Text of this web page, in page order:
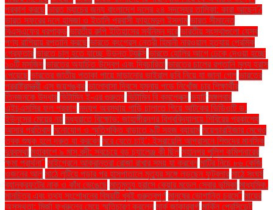
প্রকাশ করছে ভারত ম্যাচের জন্য বাংলাদেশ দলের ২৪ সদস্যের তালিকা: কারা আছেন?
ভারত সফরের দলে হামজা ও ইতালি প্রবাসী ফাহমেদুল ইসলাম ভারত সীমান্তে
বিএসএফের ধরপাকড় ভারতীয় রুপি ইতিহাসের সর্বনিম্ন দরে ভারতীয় সংস্থাগুলো যেসব
পণ্য রাশিয়ায় রপ্তানি করছে ভারতে কংগ্রেস নেত্রী হিমানী নারওয়াল হত্যায় প্রেমিক
গ্রেফতার ভারতে চালু হতে যাচ্ছে উড়ন্ত ট্যাক্সি ভারতে হোলির আগে ঢেকে দেওয়া হচ্ছে
১০টি মসজিদ ভারতের অযাচিত উদ্বেগ এবং দ্বিচারিতা ভারতের চালের রপ্তানি মূল্য হ্রাস
পেয়েছে ভারতের জাতীয় পতাকা পায়ে মাড়ানোর ভাইরাল ছবি নিয়ে যা জানা গেল ভারতের
পররাষ্ট্রমন্ত্রী এস জয়শঙ্কর ভালোবাসা দিবসে যমুনায় পড়ে নিখোঁজ চার শিক্ষার্থীর
তিনজনকে উদ্ধার ভিটামিন ই-এর গুরুত্ব ভিটামিন বি কমপ্লেক্স ভ্যাট মঙ্গলবার
এইচএসসির ফল প্রকাশ মদ্যপ অবস্থায় গাড়ি চালাতে গিয়ে আটকের ভিডিওটি ড.
ইউনূসের মেয়ের নয় মধ্যরাতে বিক্ষোভ: জাহাঙ্গীরনগর বিশ্ববিদ্যালয়ে শিবিরের প্রকাশ্যে
আসার প্রতিবাদ মনোযোগ ও স্মৃতিশক্তি বাড়াতে ৯টি সহজ ব্যায়াম ময়েশ্চারাইজার মেখেও
ত্বক শুষ্ক হলে দ্রুত যা করবেন মরে যেতে চাই’: ইসরায়েলি আগ্রাসনে শিশুদের মানসিক
দুরবস্থা মহাকাশে ৯ মাস বন্দী: সবচেয়ে বড় চ্যালেঞ্জ কী ছিল মহানগর পুলিশ কমিশনারের
ক্ষমা প্রার্থনা" মাইগ্রেনে আক্রান্তরা রোজা রাখার সময় যা করবেন মাটির নিচে ৮৬ কেজি
ওজনের আলু মাঠে লুটিয়ে পড়ার পর হাসপাতালে মৃত্যুর সঙ্গে লড়ছেন ফুটবলার মাঠে সংঘর্ষ
ব্যানক্রফটের নাক ও কাঁধ ভেঙেছে মাতৃমৃত্যু হ্রাসে কেয়ার মডেল সেবার ভূমিকা মাধ্যমিক.
মানচিত্র এবং তথ্য সংশোধনের বিষয়টি খুবই গুরুত্বপূর্ণ মানুষের ভোগান্তি চরমে" মায়ের
অসুস্থতা: মির্জা ফখরুলের মেয়ে স্মৃতিচারণ করলেন মার্ক জাকারবার্গ মার্কিন প্রেসিডেন্ট